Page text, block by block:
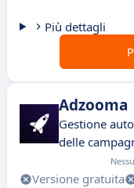
Più dettagli
Adzooma
Gestione
delle
Versione gratuita